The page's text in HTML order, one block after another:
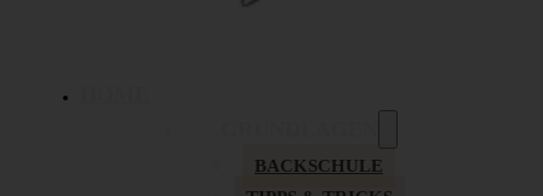
BACKSCHULE